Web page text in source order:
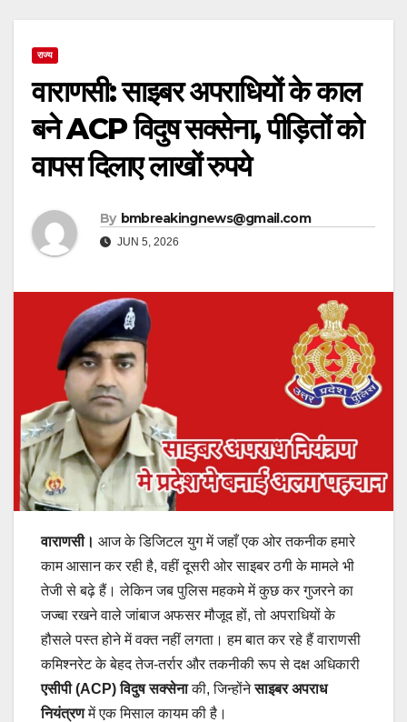
राज्य
वाराणसी: साइबर अपराधियों के काल
बने ACP विदुष सक्सेना, पीड़ितों को
वापस दिलाए लाखों रुपये
By bmbreakingnews@gmail.com
JUN 5, 2026
वाराणसी। आज के डिजिटल युग में जहाँ एक ओर तकनीक हमारे
काम आसान कर रही है, वहीं दूसरी ओर साइबर ठगी के मामले भी
तेजी से बढ़े हैं। लेकिन जब पुलिस महकमे में कुछ कर गुजरने का
जज्बा रखने वाले जांबाज अफसर मौजूद हों, तो अपराधियों के
हौसले पस्त होने में वक्त नहीं लगता। हम बात कर रहे हैं वाराणसी
कमिश्नरेट के बेहद तेज-तर्रार और तकनीकी रूप से दक्ष अधिकारी
एसीपी (ACP) विदुष सक्सेनाकी, जिन्होंनेसाइबर अपराध
नियंत्रणमें एक मिसाल कायम की है।